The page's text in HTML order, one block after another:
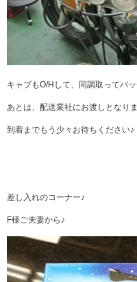
キャブもO/Hして、同調取ってバ
あとは、配送業社にお渡しとなり
到着までもう少々お待ちください♪
差し入れのコーナー♪
F様ご夫妻から♪